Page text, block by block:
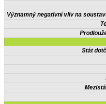
Významný negativní vliv na
Stát